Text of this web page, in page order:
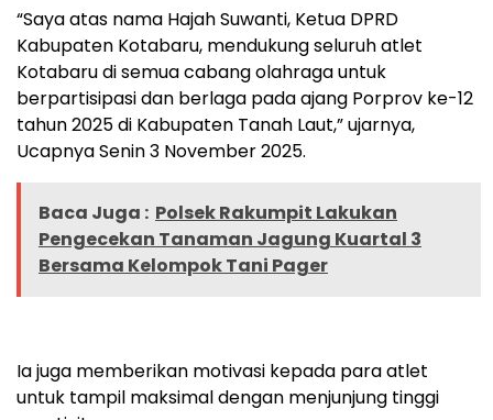
“Saya atas nama Hajah Suwanti, Ketua DPRD
Kabupaten Kotabaru, mendukung seluruh atlet
Kotabaru di semua cabang olahraga untuk
berpartisipasi dan berlaga pada ajang Porprov ke-12
tahun 2025 di Kabupaten Tanah Laut,” ujarnya,
Ucapnya Senin 3 November 2025.
Baca Juga : Polsek Rakumpit Lakukan
Pengecekan Tanaman Jagung Kuartal 3
Bersama Kelompok Tani Pager
Ia juga memberikan motivasi kepada para atlet
untuk tampil maksimal dengan menjunjung tinggi